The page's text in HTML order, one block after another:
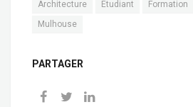
Architecture Étudiant Formation
Mulhouse
PARTAGER